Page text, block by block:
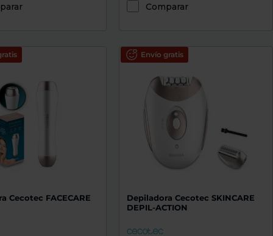
Comparar
Cecotec FACECARE
Envío gratis
Depiladora Cecotec SKINCARE
DEPIL-ACTION